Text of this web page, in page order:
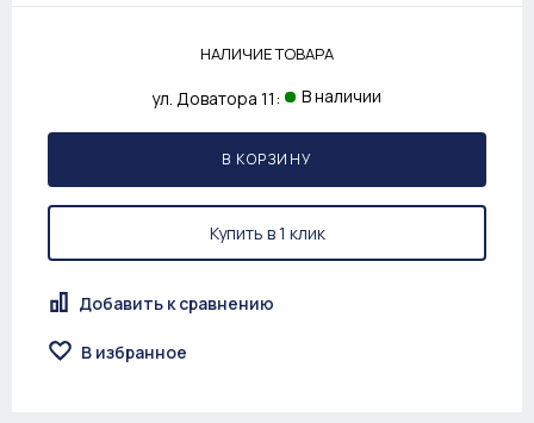
НАЛИЧИЕ ТОВАРА
ул. Доватора 11: В наличии
В КОРЗИНУ
Купить в 1 клик
Добавить к сравнению
В избранное